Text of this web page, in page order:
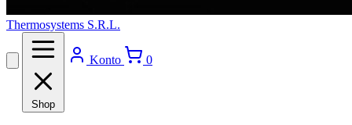
Thermosystems S.R.L.
Shop
Konto 0